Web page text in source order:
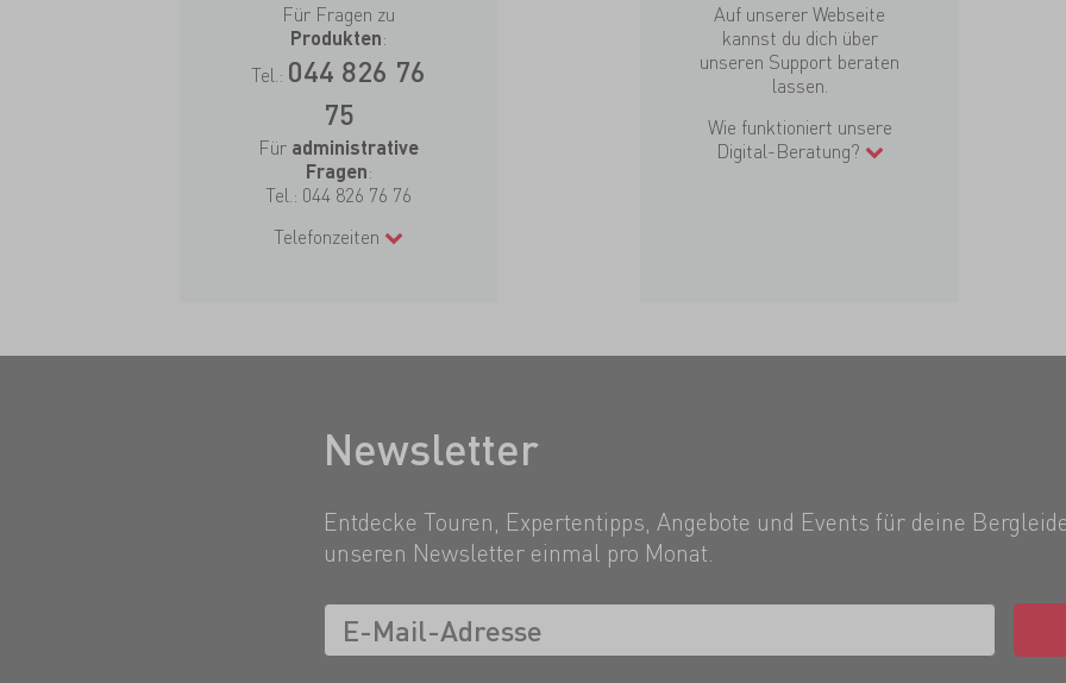
Für Fragen zu
Produkten:
Tel.: 044 826 76
75
Für administrative
Fragen:
Tel.: 044 826 76 76
Telefonzeiten
Auf unserer Webseite
kannst du dich über
unseren Support beraten
lassen.
Wie funktioniert unsere
Digital-Beratung?
Newsletter
Entdecke Touren, Expertentipps, Angebote und Events für deine
unseren Newsletter einmal pro Monat.